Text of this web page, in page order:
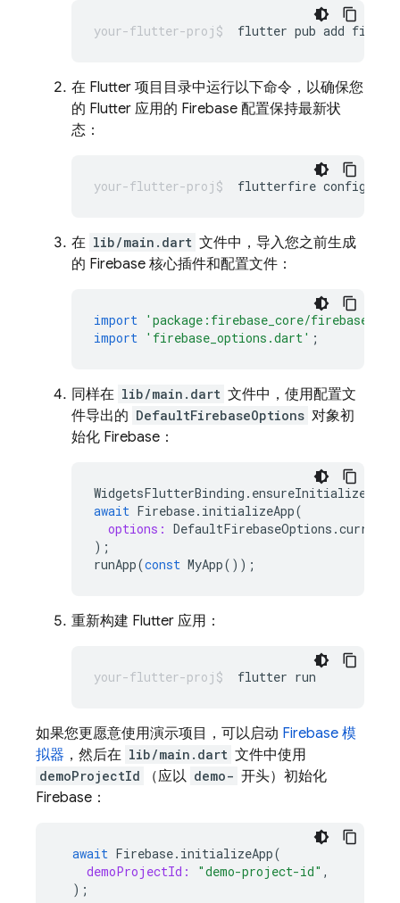
flutter pub add
在 Flutter 项目目录中运行以下命令，以确保您
的 Flutter 应用的 Firebase 配置保持最新状
态：
flutterfire
在 lib/main.dart 文件中，导入您之前生成
的 Firebase 核心插件和配置文件：
import 'package:firebase_core/
import 'firebase_options.dart' ;
同样在 lib/main.dart 文件中，使用配置文
件导出的 DefaultFirebaseOptions 对象初
始化 Firebase：
WidgetsFlutterBinding . ensureInitialized
await Firebase. initializeApp(
options: DefaultFirebaseOptions .
);
runApp(const MyApp());
重新构建 Flutter 应用：
flutter
如果您更愿意使用演示项目，可以启动 Firebase 模
拟器 ，然后在 lib/main.dart 文件中使用
demoProjectId （应以 demo- 开头）初始化
Firebase：
await Firebase. initializeApp(
demoProjectId:
"demo-project-id" ,
);